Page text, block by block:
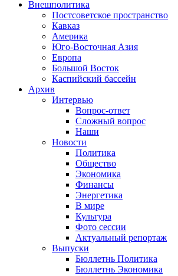
Внешполитика
Постсоветское пространство
Кавказ
Америка
Юго-Восточная Азия
Европа
Большой Восток
Каспийский бассейн
Архив
Интервью
Вопрос-ответ
Сложный вопрос
Наши
Новости
Политика
Общество
Экономика
Финансы
Энергетика
В мире
Культура
Фото сессии
Актуальный репортаж
Выпуски
Бюллетнь Политика
Бюллетнь Экономика